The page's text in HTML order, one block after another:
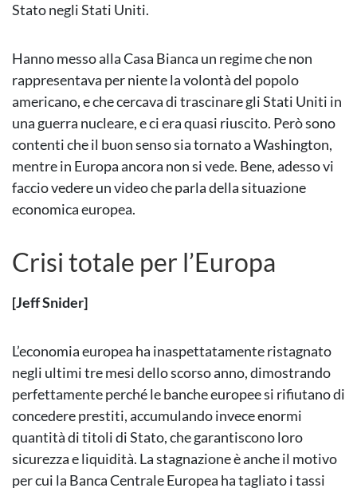
Stato negli Stati Uniti.
Hanno messo alla Casa Bianca un regime che non
rappresentava per niente la volontà del popolo
americano, e che cercava di trascinare gli Stati Uniti in
una guerra nucleare, e ci era quasi riuscito. Però sono
contenti che il buon senso sia tornato a Washington,
mentre in Europa ancora non si vede. Bene, adesso vi
faccio vedere un video che parla della situazione
economica europea.
Crisi totale per l’Europa
[Jeff Snider]
L’economia europea ha inaspettatamente ristagnato
negli ultimi tre mesi dello scorso anno, dimostrando
perfettamente perché le banche europee si rifiutano di
concedere prestiti, accumulando invece enormi
quantità di titoli di Stato, che garantiscono loro
sicurezza e liquidità. La stagnazione è anche il motivo
per cui la Banca Centrale Europea ha tagliato i tassi